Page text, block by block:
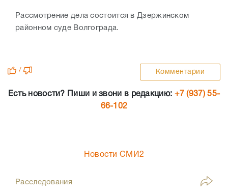
Рассмотрение дела состоится в Дзержинском
районном суде Волгограда.
/ Комментарии
Есть новости? Пиши и звони в редакцию: +7 (937) 55-
66-102
Новости СМИ2
Расследования